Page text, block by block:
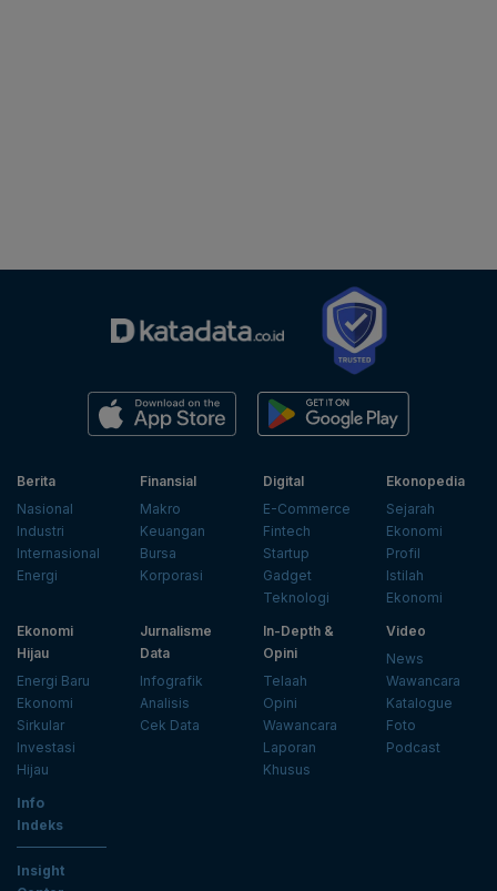
Berita
Nasional
Industri
Internasional
Energi
Finansial
Makro
Keuangan
Bursa
Korporasi
Digital
E-Commerce
Fintech
Startup
Gadget
Teknologi
Ekonopedia
Sejarah
Ekonomi
Profil
Istilah
Ekonomi
Ekonomi
Hijau
Energi Baru
Ekonomi
Sirkular
Investasi
Hijau
Jurnalisme
Data
Infografik
Analisis
Cek Data
In-Depth &
Opini
Telaah
Opini
Wawancara
Laporan
Khusus
Video
News
Wawancara
Katalogue
Foto
Podcast
Info
Indeks
Insight